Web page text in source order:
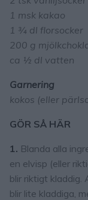
1 msk kakao
1 ¾ dl florsocker
200 g
ca ½ dl vatten
Garnering
kokos (eller
GÖR SÅ HÄR
1. Blanda alla
en elvisp (eller
blir riktigt kladdig.
blir lite kladdiga,